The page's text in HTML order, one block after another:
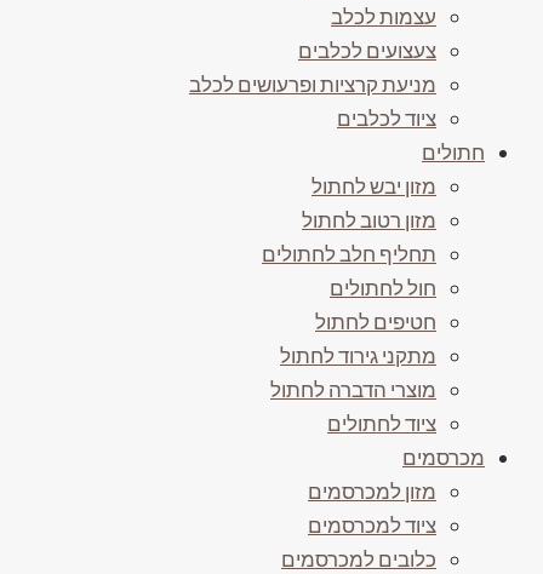
עצמות לכלב
צעצועים לכלבים
מניעת קרציות ופרעושים לכלב
ציוד לכלבים
חתולים
מזון יבש לחתול
מזון רטוב לחתול
תחליף חלב לחתולים
חול לחתולים
חטיפים לחתול
מתקני גירוד לחתול
מוצרי הדברה לחתול
ציוד לחתולים
מכרסמים
מזון למכרסמים
ציוד למכרסמים
כלובים למכרסמים